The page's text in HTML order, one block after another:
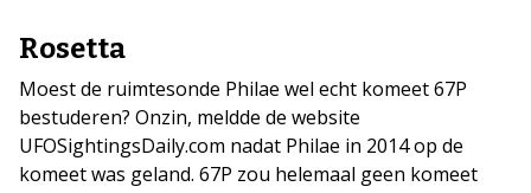
Rosetta
Moest de ruimtesonde Philae wel echt komeet 67P
bestuderen? Onzin, meldde de website
UFOSightingsDaily.com nadat Philae in 2014 op de
komeet was geland. 67P zou helemaal geen komeet